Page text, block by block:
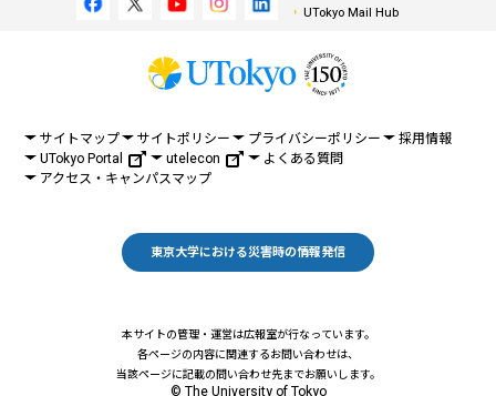
UTokyo Mail Hub
サイトマップ サイトポリシー プライバシーポリシー
採用情報
UTokyo Portal
utelecon
よくある質問
アクセス・キャンパスマップ
東京大学における災害時の情報発信
本サイトの管理・運営は広報室が行なっています。
各ページの内容に関連するお問い合わせは、
当該ページに記載の問い合わせ先までお願いします。
© The University of Tokyo